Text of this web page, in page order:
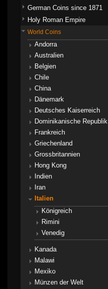
German Coins since 1871
Holy Roman Empire
World Coins
Andorra
Australien
Belgien
Chile
China
Dänemark
Deutsches Kaiserreich
Dominikanische Republik
Frankreich
Griechenland
Grossbritannien
Hong Kong
Indien
Iran
Italien
Königreich
Rimini
Venedig
Kanada
Malawi
Mexiko
Münzen der Welt